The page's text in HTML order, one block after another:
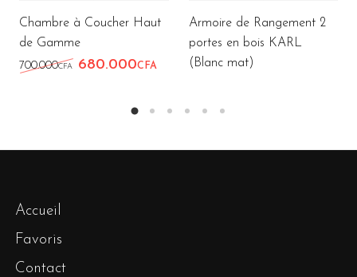
Chambre à Coucher Haut
de Gamme
700.000CFA Le prix initial était : 700.000CFA.
680.000CFA Le prix actuel est : 680.000CFA.
Armoire de Rangement 2
portes en bois KARL
(Blanc mat)
Accueil
Favoris
Contact